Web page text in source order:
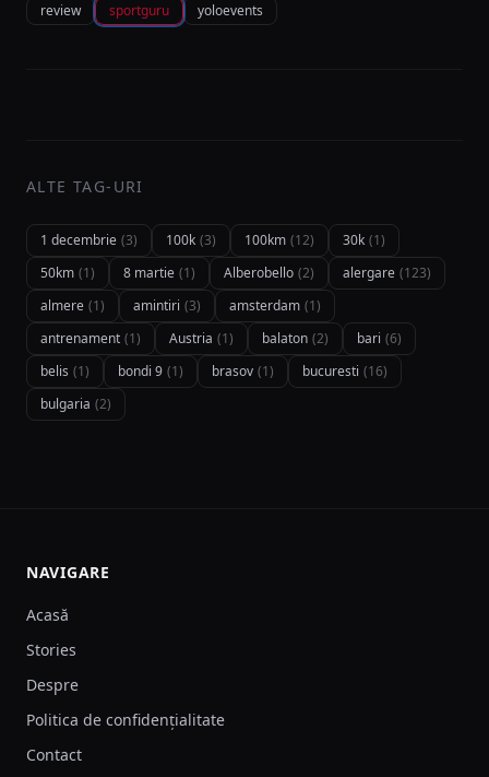
review sportguru yoloevents
ALTE TAG-URI
1 decembrie (3) 100k (3) 100km (12) 30k (1)
50km (1) 8 martie (1) Alberobello (2) alergare (123)
almere (1) amintiri (3) amsterdam (1)
antrenament (1) Austria (1) balaton (2) bari (6)
belis (1) bondi 9 (1) brasov (1) bucuresti (16)
bulgaria (2)
NAVIGARE
Acasă
Stories
Despre
Politica de confidențialitate
Contact